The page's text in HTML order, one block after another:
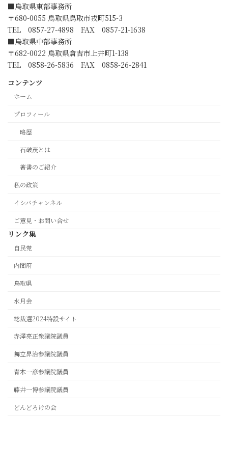
■鳥取県東部事務所
〒680-0055 鳥取県鳥取市戎町515-3
TEL 0857-27-4898 FAX 0857-21-1638
■鳥取県中部事務所
〒682-0022 鳥取県倉吉市上井町1-138
TEL 0858-26-5836 FAX 0858-26-2841
コンテンツ
ホーム
プロフィール
略歴
石破茂とは
著書のご紹介
私の政策
イシバチャンネル
ご意見・お問い合せ
リンク集
自民党
内閣府
鳥取県
水月会
総裁選2024特設サイト
赤澤亮正衆議院議員
舞立昇治参議院議員
青木一彦参議院議員
藤井一博参議院議員
どんどろけの会